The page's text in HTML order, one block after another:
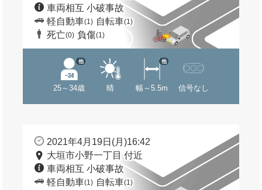
車両相互 小破事故
軽自動車(1) 自転車(1)
死亡(0) 負傷(1)
25～34歳
他
晴 幅～5.5m
他
信号なし
2021年4月19日(月)16:42
大垣市小野一丁目 付近
車両相互 小破事故
軽自動車(1) 自転車(1)